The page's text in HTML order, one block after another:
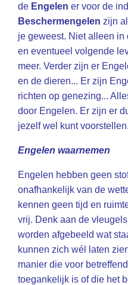
de Engelen er voor de
Beschermengelen zijn
je geweest. Niet alleen
en eventueel volgende
meer. Verder zijn er
en de dieren... Er zijn
richten op genezing...
door Engelen. Er zijn er
jezelf wel kunt voorstellen.
Engelen waarnemen
Engelen hebben geen
onafhankelijk van de
kennen geen tijd en
vrij. Denk aan de
worden afgebeeld wat
kunnen zich wél laten
manier die voor
toegankelijk is of die het